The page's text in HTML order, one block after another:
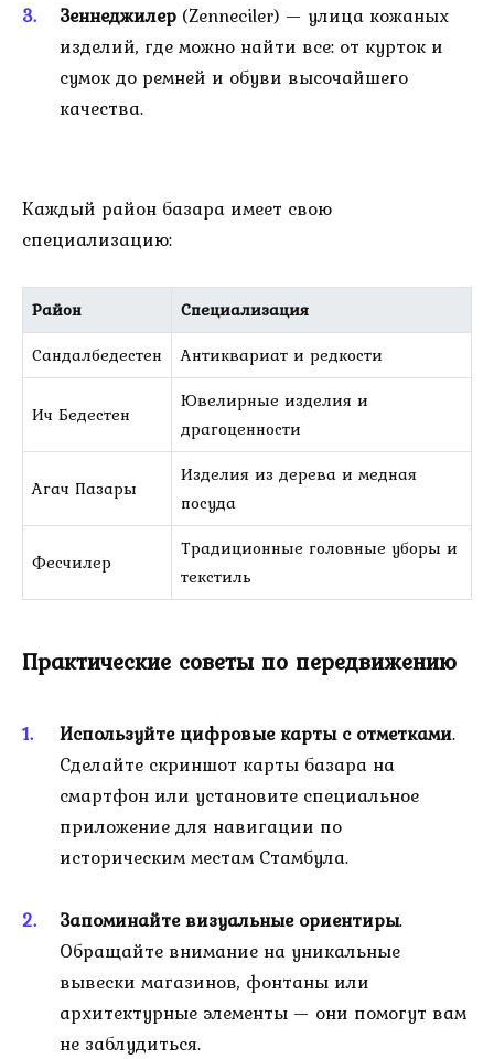
Зеннеджилер (Zenneciler) — улица кожаных
изделий, где можно найти все: от курток и
сумок до ремней и обуви высочайшего
качества.
Каждый район базара имеет свою
специализацию:
Район
Специализация
Сандалбедестен
Антиквариат и редкости
Ич Бедестен
Ювелирные изделия и
драгоценности
Агач Пазары
Изделия из дерева и медная
посуда
Фесчилер
Традиционные головные уборы и
текстиль
Практические советы по передвижению
Используйте цифровые карты с отметками.
Сделайте скриншот карты базара на
смартфон или установите специальное
приложение для навигации по
историческим местам Стамбула.
Запоминайте визуальные ориентиры.
Обращайте внимание на уникальные
вывески магазинов, фонтаны или
архитектурные элементы — они помогут вам
не заблудиться.